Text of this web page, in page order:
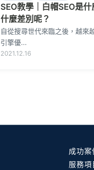
SEO教學｜白帽SEO是
什麼差別呢？
自從搜尋世代來臨之後，越來
引擎優...
2021.12.16
成功案
服務項